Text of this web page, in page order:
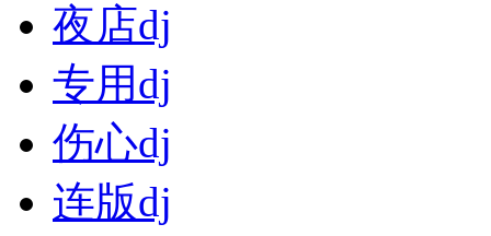
夜店dj
专用dj
伤心dj
连版dj